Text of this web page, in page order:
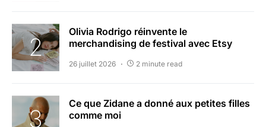
Olivia Rodrigo réinvente le
merchandising de festival avec Etsy
26 juillet 2026 2 minute read
Ce que Zidane a donné aux petites filles
comme moi